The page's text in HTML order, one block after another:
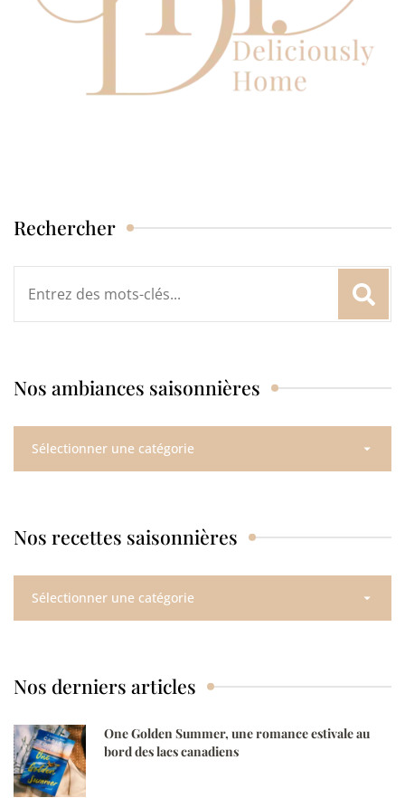
Rechercher
Nos ambiances saisonnières
Nos recettes saisonnières
Nos derniers articles
One Golden Summer, une romance estivale au
bord des lacs canadiens